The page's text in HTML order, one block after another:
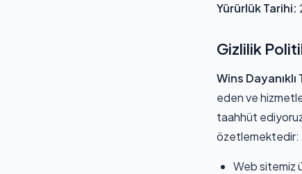
Yürürlük Tarihi:
Gizlilik
Wins
eden ve
taahhüt
özetlemektedir:
Web sitemiz